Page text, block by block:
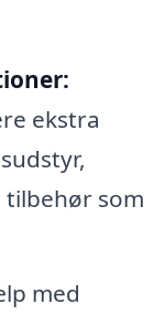
ekstra
som
med